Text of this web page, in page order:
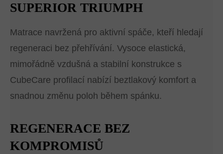
SUPERIOR TRIUMPH
Matrace navržená pro aktivní spáče, kteří hledají
regeneraci bez přehřívání. Vysoce elastická,
mimořádně vzdušná a stabilní konstrukce s
CubeCare profilací nabízí beztlakový komfort a
snadnou změnu poloh během spánku.
REGENERACE BEZ
KOMPROMISŮ